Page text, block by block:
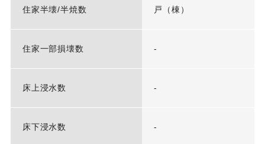
住家半壊/半焼数 戸（棟）
住家一部損壊数 -
床上浸水数 -
床下浸水数 -